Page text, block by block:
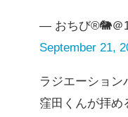
— おちび®🐘＠
September 21,
ラジエーション
窪田くんが拝